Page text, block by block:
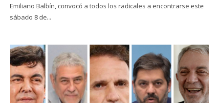
Emiliano Balbín, convocó a todos los radicales a encontrarse este
sábado 8 de...